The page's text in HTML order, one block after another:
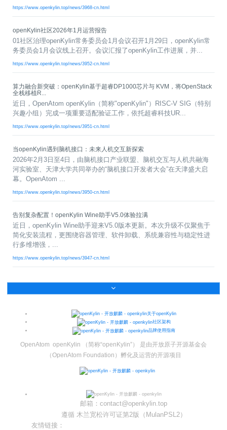
8
6
更
多
架
构
本
体
放
大
赛
G
o
X
o
p
e
n
K
y
l
n
成
平
组
件
库
安
全
漏
洞
公
告
与
反
私
政
策
声
明
法
律
声
明
https://www.openkylin.top/news/3968-cn.html
openKylin社区2026年1月运营报告
01社区治理openKylin常务委员会1月会议召开1月29日，openKylin常
务委员会1月会议线上召开。会议汇报了openKylin工作进展，并...
https://www.openkylin.top/news/3952-cn.html
算力融合新突破：openKylin基于超睿DP1000芯片与 KVM，将OpenStack
全栈移植R...
近日，OpenAtom openKylin（简称"openKylin"）RISC-V SIG（特别
兴趣小组）完成一项重要适配验证工作，依托超睿科技UR...
https://www.openkylin.top/news/3951-cn.html
当openKylin遇到脑机接口：未来人机交互新探索
2026年2月3日至4日，由脑机接口产业联盟、脑机交互与人机共融海
河实验室、天津大学共同举办的“脑机接口开发者大会”在天津盛大启
幕。OpenAtom ...
https://www.openkylin.top/news/3950-cn.html
告别复杂配置！openKylin Wine助手V5.0体验拉满
近日，openKylin Wine助手迎来V5.0版本更新。本次升级不仅聚焦于
简化安装流程，更围绕容器管理、软件卸载、系统兼容性与稳定性进
行多维增强，...
https://www.openkylin.top/news/3947-cn.html
关于openKylin
社区架构
品牌使用指南
OpenAtom openKylin （简称“openKylin”） 是由开放原子开源基金会
（OpenAtom Foundation）孵化及运营的开源项目
邮箱：contact@openkylin.top
遵循 木兰宽松许可证第2版（MulanPSL2）
友情链接：